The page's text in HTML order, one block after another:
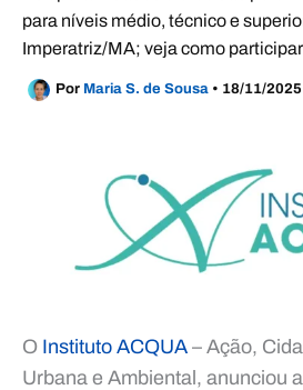
para níveis médio, técnico e
Imperatriz/MA; veja como participar
Por Maria S. de Sousa • 18/11/
O Instituto ACQUA – Ação,
Urbana e Ambiental, anunciou